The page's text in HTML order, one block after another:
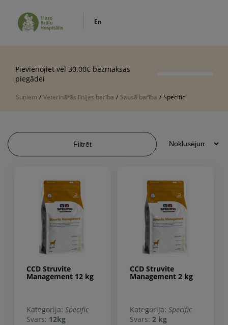
En
Pievienojiet vel 30.00€ bezmaksas
piegādei
Suņiem / Veterinārās līnijas barība / Sausā barība / Specific
Filtrēt
CCD Struvite
Management 12 kg
Kategorija: Specific
Svars: 12kg
CCD Struvite
Management 2 kg
Kategorija: Specific
Svars: 2 kg